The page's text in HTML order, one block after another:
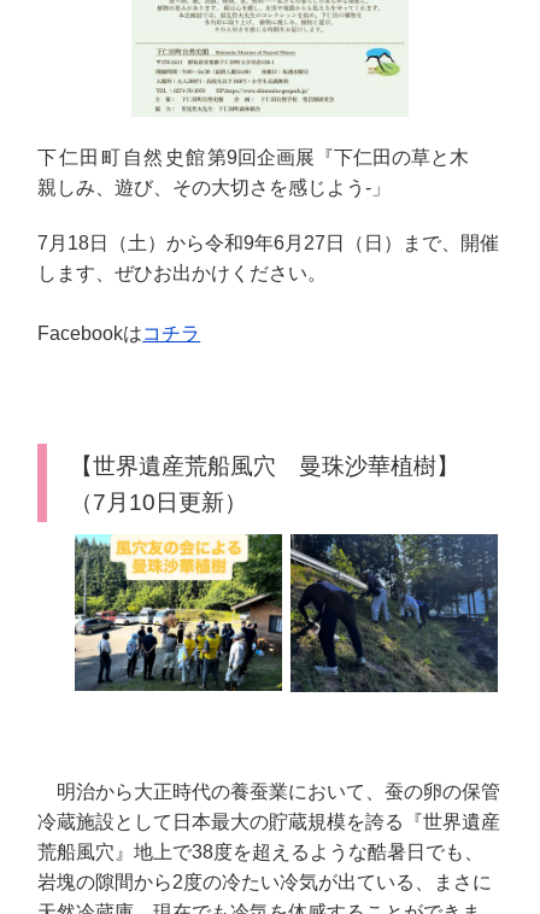
下仁田町自然史館第9回企画展『下仁田の草と木
親しみ、遊び、その大切さを感じよう-」
7月18日（土）から令和9年6月27日（日）まで、開催
します、ぜひお出かけください。
Facebookはコチラ
【世界遺産荒船風穴 曼珠沙華植樹】
（7月10日更新）
明治から大正時代の養蚕業において、蚕の卵の保管
冷蔵施設として日本最大の貯蔵規模を誇る『世界遺産
荒船風穴』地上で38度を超えるような酷暑日でも、
岩塊の隙間から2度の冷たい冷気が出ている、まさに